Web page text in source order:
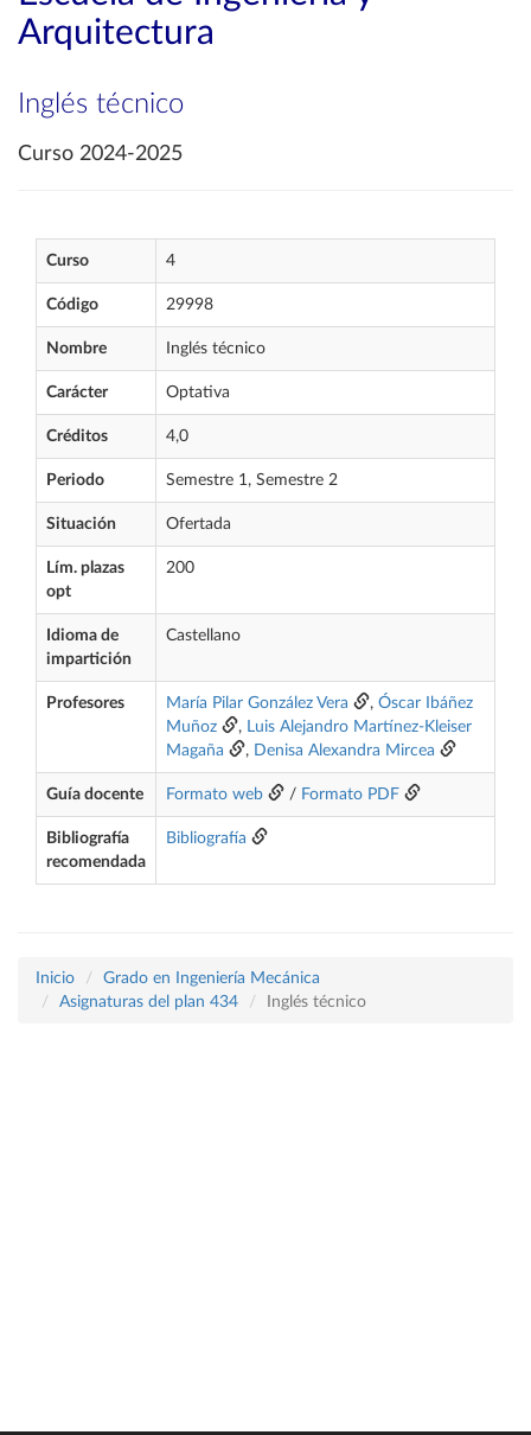
Arquitectura
Inglés técnico
Curso 2024-2025
Curso 4
Código 29998
Nombre Inglés técnico
Carácter Optativa
Créditos 4,0
Periodo Semestre 1, Semestre 2
Situación Ofertada
Lím. plazas
opt
200
Idioma de
impartición
Castellano
Profesores María Pilar González Vera , Óscar Ibáñez
Muñoz
, Luis Alejandro Martínez-Kleiser
Magaña
, Denisa Alexandra Mircea
Guía docente Formato web / Formato PDF
Bibliografía
recomendada
Bibliografía
Inicio
Grado en Ingeniería Mecánica
Asignaturas del plan 434
Inglés técnico